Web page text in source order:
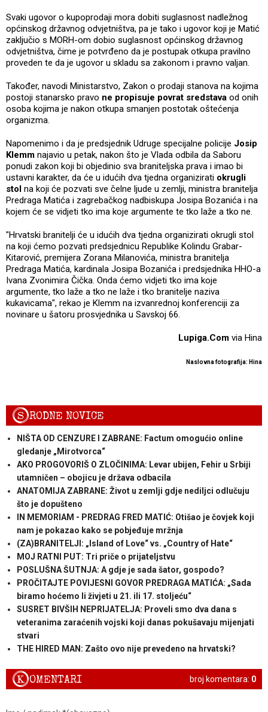
Svaki ugovor o kupoprodaji mora dobiti suglasnost nadležnog
općinskog državnog odvjetništva, pa je tako i ugovor koji je Matić
zaključio s MORH-om dobio suglasnost općinskog državnog
odvjetništva, čime je potvrđeno da je postupak otkupa pravilno
proveden te da je ugovor u skladu sa zakonom i pravno valjan.
Također, navodi Ministarstvo, Zakon o prodaji stanova na kojima
postoji stanarsko pravo ne propisuje povrat sredstava od onih
osoba kojima je nakon otkupa smanjen postotak oštećenja
organizma.
Napomenimo i da je predsjednik Udruge specijalne policije Josip
Klemm najavio u petak, nakon što je Vlada odbila da Saboru
ponudi zakon koji bi objedinio sva braniteljska prava i imao bi
ustavni karakter, da će u idućih dva tjedna organizirati okrugli
stol na koji će pozvati sve čelne ljude u zemlji, ministra branitelja
Predraga Matića i zagrebačkog nadbiskupa Josipa Bozanića i na
kojem će se vidjeti tko ima koje argumente te tko laže a tko ne.
"Hrvatski branitelji će u idućih dva tjedna organizirati okrugli stol
na koji ćemo pozvati predsjednicu Republike Kolindu Grabar-
Kitarović, premijera Zorana Milanovića, ministra branitelja
Predraga Matića, kardinala Josipa Bozanića i predsjednika HHO-a
Ivana Zvonimira Čička. Onda ćemo vidjeti tko ima koje
argumente, tko laže a tko ne laže i tko branitelje naziva
kukavicama", rekao je Klemm na izvanrednoj konferenciji za
novinare u šatoru prosvjednika u Savskoj 66.
Lupiga.Com via Hina
Naslovna fotografija: Hina
SRODNE NOVICE
NIŠTA OD CENZURE I ZABRANE: Factum omogućio online
gledanje „Mirotvorca“
AKO PROGOVORIŠ O ZLOČINIMA: Levar ubijen, Fehir u Srbiji
utamničen – obojicu je država odbacila
ANATOMIJA ZABRANE: Život u zemlji gdje nediljci odlučuju
što je dopušteno
IN MEMORIAM - PREDRAG FRED MATIĆ: Otišao je čovjek koji
nam je pokazao kako se pobjeđuje mržnja
(ZA)BRANITELJI: „Island of Love“ vs. „Country of Hate“
MOJ RATNI PUT: Tri priče o prijateljstvu
POSLUŠNA ŠUTNJA: A gdje je sada šator, gospodo?
PROČITAJTE POVIJESNI GOVOR PREDRAGA MATIĆA: „Sada
biramo hoćemo li živjeti u 21. ili 17. stoljeću“
SUSRET BIVŠIH NEPRIJATELJA: Proveli smo dva dana s
veteranima zaraćenih vojski koji danas pokušavaju mijenjati
stvari
THE HIRED MAN: Zašto ovo nije prevedeno na hrvatski?
broj komentara: 0
KOMENTARI